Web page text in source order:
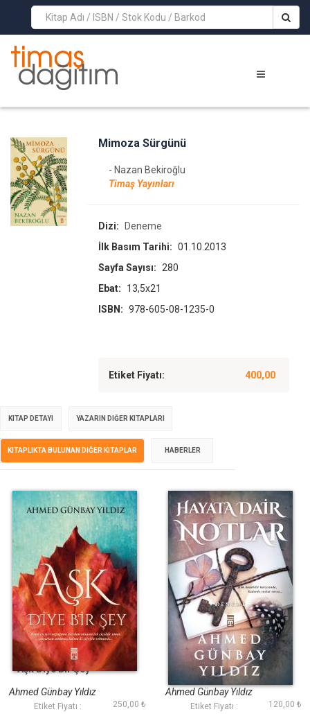
>
Mimoza Sürgünü
- Nazan Bekiroğlu
Timaş Yayınları
Dizi:
Deneme
İlk Basım Tarihi: 01.10.2013
Sayfa Sayısı:
280
Ebat:
13,5x21
ISBN: 978-605-08-1235-0
Etiket Fiyatı: 400,00
KITAP DETAYI YAZARIN DIĞER KITAPLARI
KITAPLIKTA BULUNAN DIĞER KITAPLAR HABERLER
Aşk Diye Bir Şey
Ahmed Günbay Yıldız
Etiket Fiyatı : 250,00 ₺
Hayata Dair Notlar
Ahmed Günbay Yıldız
Etiket Fiyatı : 120,00 ₺